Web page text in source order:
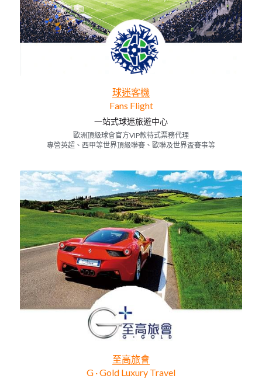
球迷客機
Fans Flight
一站式球迷旅遊中心
歐洲頂級球會官方VIP款待式票務代理
專營英超、西甲等世界頂級聯賽、歐聯及世界盃賽事等
至高旅會
G · Gold Luxury Travel